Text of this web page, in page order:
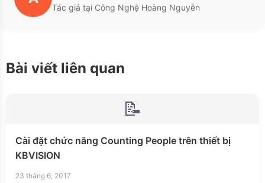
Tác giả tại Công Nghệ Hoàng Nguyễn
Bài viết liên quan
📝
Cài đặt chức năng Counting People trên thiết bị
KBVISION
23 tháng 6, 2017